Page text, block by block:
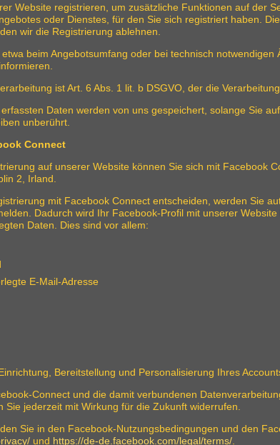
Website registrieren, um zusätzliche Funktionen auf der
oder Dienstes, für den Sie sich registriert haben.
wir die Registrierung ablehnen.
beim Angebotsumfang oder bei technisch
ist Art. 6 Abs. 1 lit. b DSGVO, der die
Daten werden von uns gespeichert, solange Sie
unberührt.
Connect
auf unserer Website können Sie sich mit Facebook
2, Irland.
mit Facebook Connect entscheiden, werden Sie
Dadurch wird Ihr Facebook-Profil mit unserer
Daten. Dies sind vor allem:
E-Mail-Adresse
Bereitstellung und Personalisierung Ihres
Connect und die damit verbundenen
Sie jederzeit mit Wirkung für die Zukunft widerrufen.
Sie in den Facebook-Nutzungsbedingungen und den
und https://de-de.facebook.com/legal/terms/